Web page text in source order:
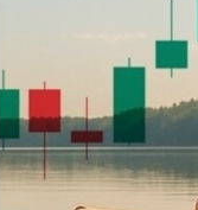
Kopier